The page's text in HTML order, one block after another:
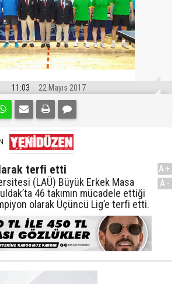
11:03 22 Mayıs 2017
terfi etti
(LAÜ) Büyük Erkek Masa
46 takımın mücadele ettiği
olarak Üçüncü Lig’e terfi etti.
A+
A-